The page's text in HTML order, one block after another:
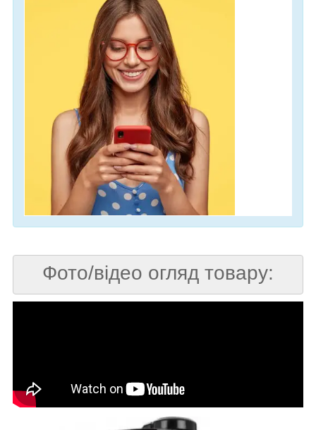
Фото/відео огляд товару: